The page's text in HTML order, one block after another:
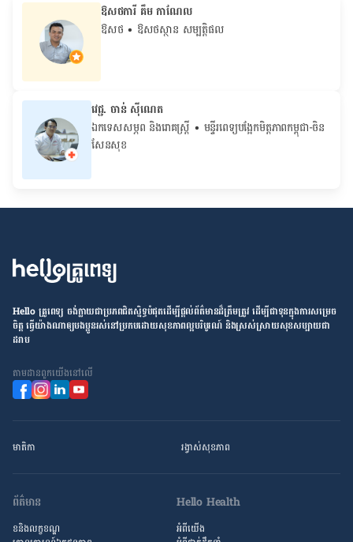
ឱសថការី គឹម កាណែល
ឱសថ • ឱសថស្ថាន សម្បត្តិផល
វេជ្ជ. ចាន់ ស៊ីណេត
ឯកទេសសម្ភព និងរោគស្ត្រី • ម​ន្ទីរពេទ្យបង្អែកមិត្តភាពកម្ពុជា-ចិន
សែនសុខ
Hello គ្រូពេទ្យ ​ចង់​ក្លាយ​ជា​ប្រភព​ជិតស្និទ្ធបំផុតដើម្បី​ផ្ដល់​ព័ត៌មាន​ដ៏​ត្រឹមត្រូវ​ ដើម្បី​ជា​ទុន​ក្នុង​ការ​សម្រេច​
ចិត្ត ធ្វើ​យ៉ាង​ណា​ឲ្យ​បងប្អូន​រស់នៅ​ប្រកប​ដោយ​សុខភាព​ល្អ​បរិបូរណ៍ និង​ស្រស់ស្រាយ​សុខសប្បាយ​ជា​
ដរាប
តាម​ដាន​ពួក​យើង​នៅ​លើ
មាតិកា រង្វាស់​សុខភាព
ព័ត៌មាន
ខនិងលក្ខខណ្ឌ
Hello Health
អំពីយើង